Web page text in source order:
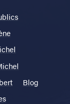
Blog